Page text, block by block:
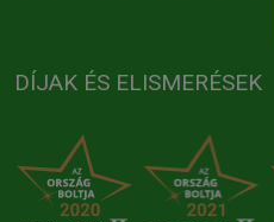
DÍJAK ÉS ELISMERÉSEK